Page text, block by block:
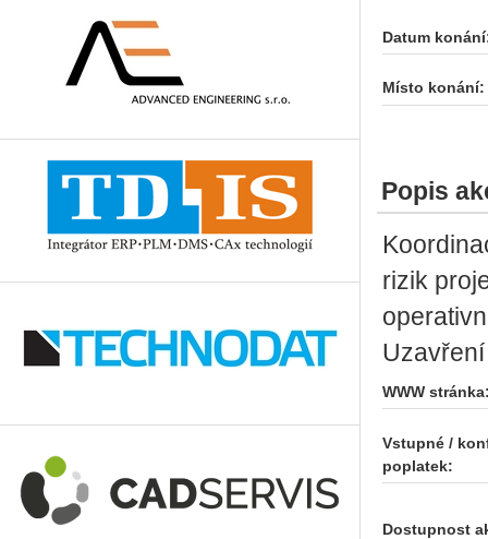
Datum
Místo konání:
Popis
rizik
WWW
Vstupné /
poplatek:
Dostupnost